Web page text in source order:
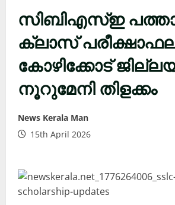
സിബിഎസ്ഇ
ക്ലാസ്
കോഴിക്കോട്
നൂറുമേനി തിളക്കം
News Kerala Man
15th April 2026